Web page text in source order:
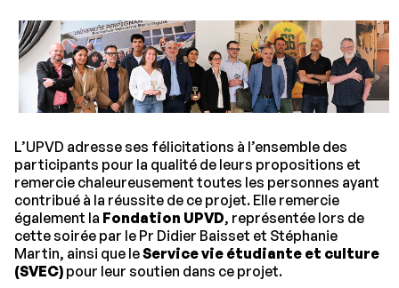
L’UPVD adresse ses félicitations à l’ensemble des
participants pour la qualité de leurs propositions et
remercie chaleureusement toutes les personnes ayant
contribué à la réussite de ce projet. Elle remercie
également la Fondation UPVD, représentée lors de
cette soirée par le Pr Didier Baisset et Stéphanie
Martin, ainsi que leService vie étudiante et culture
(SVEC) pour leur soutien dans ce projet.